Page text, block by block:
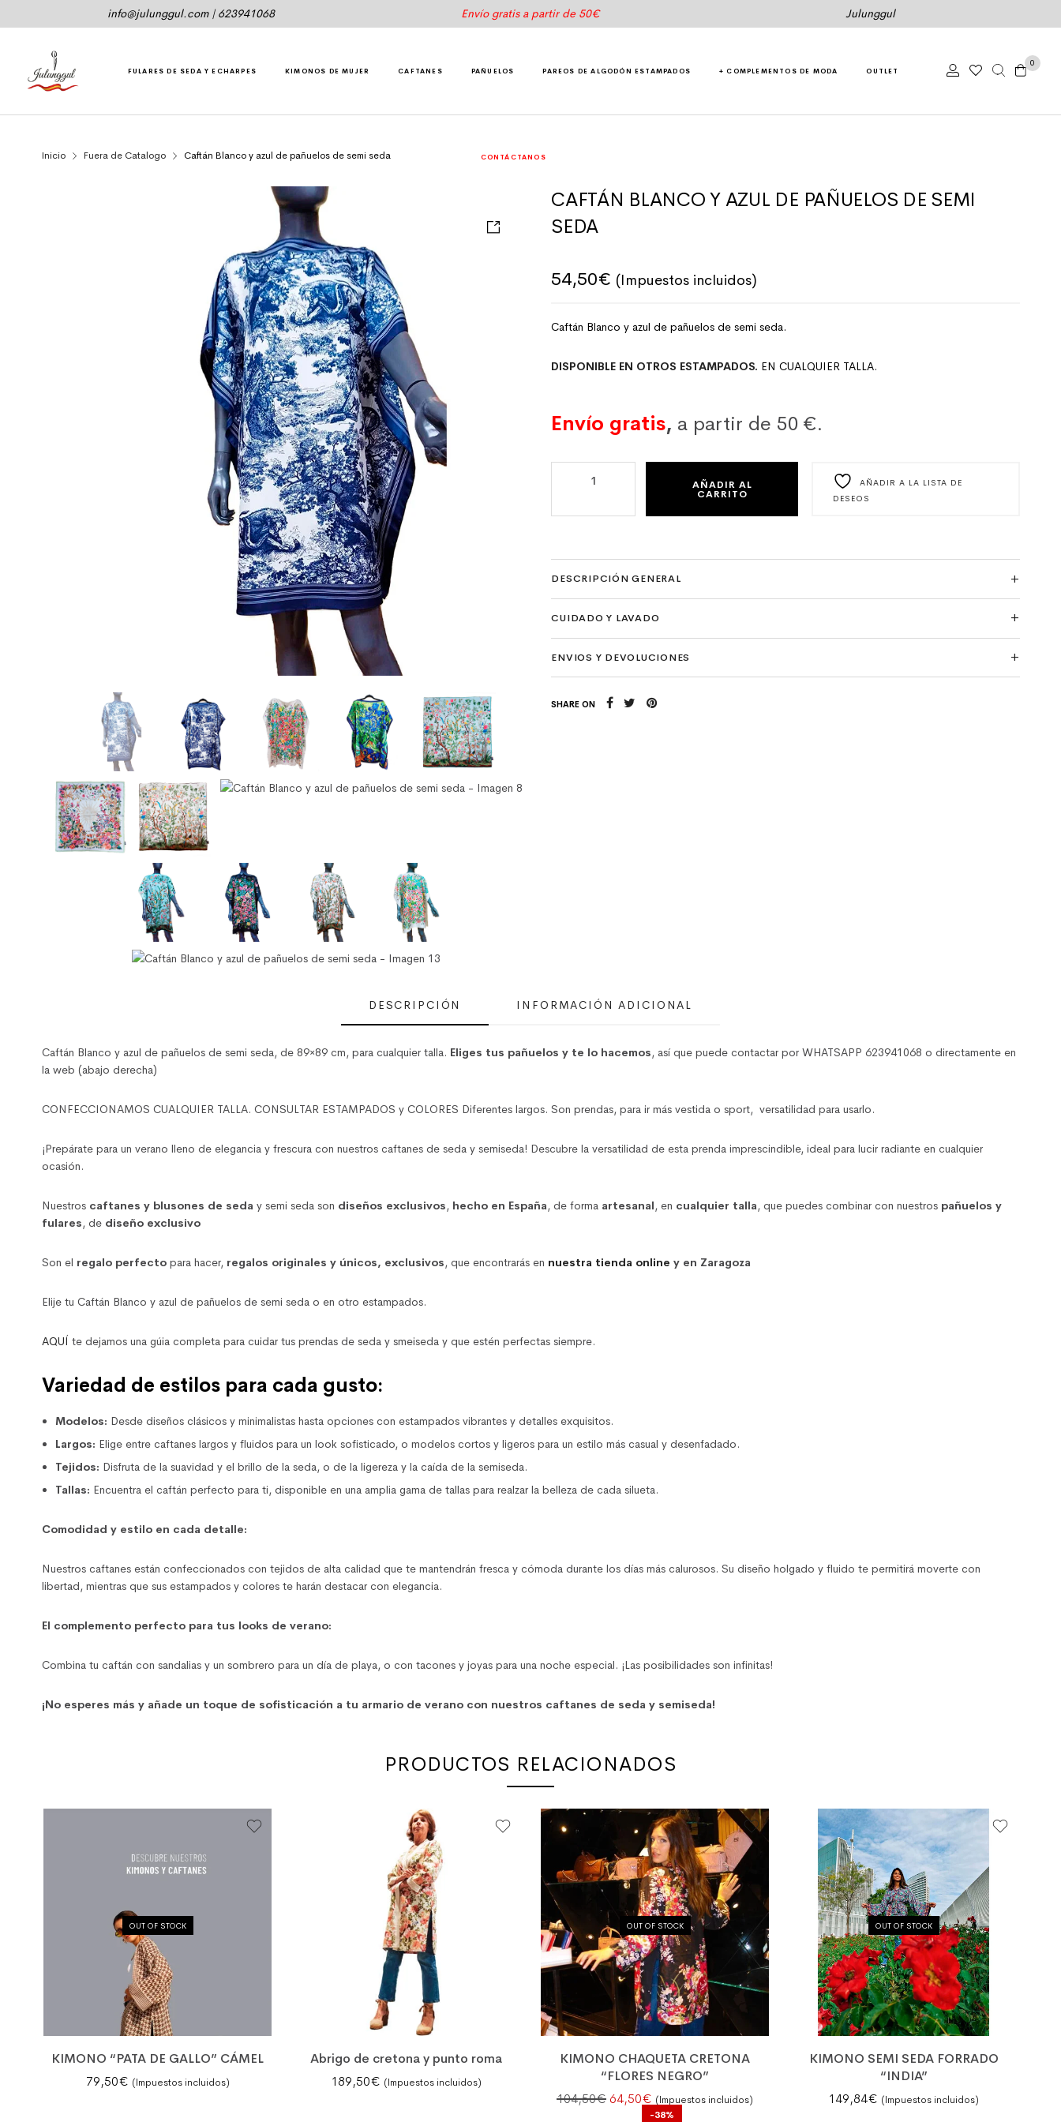
info@julunggul.com| 623941068 Envío gratis a partir de 50€ Julunggul
FULARES DE SEDA Y ECHARPES KIMONOS DE MUJER CAFTANES PAÑUELOS PAREOS DE ALGODÓN ESTAMPADOS + COMPLEMENTOS DE MODA OUTLET
CONTÁCTANOS
0
Inicio Fuera de Catalogo Caftán Blanco y azul de pañuelos de semi seda
CAFTÁN BLANCO Y AZUL DE PAÑUELOS DE SEMI
SEDA
54,50€ (Impuestos incluidos)
Caftán Blanco y azul de pañuelos de semi seda.
DISPONIBLE EN OTROS ESTAMPADOS. EN CUALQUIER TALLA.
Envío gratis, a partir de 50 €.
AÑADIR AL
CARRITO
AÑADIR A LA LISTA DE
DESEOS
DESCRIPCIÓN GENERAL
CUIDADO Y LAVADO
ENVIOS Y DEVOLUCIONES
SHARE ON
DESCRIPCIÓN INFORMACIÓN ADICIONAL
Caftán Blanco y azul de pañuelos de semi seda, de 89×89 cm, para cualquier talla. Eliges tus pañuelos y te lo hacemos, así que puede contactar por WHATSAPP 623941068 o directamente en
la web (abajo derecha)
CONFECCIONAMOS CUALQUIER TALLA. CONSULTAR ESTAMPADOS y COLORES Diferentes largos. Son prendas, para ir más vestida o sport, versatilidad para usarlo.
¡Prepárate para un verano lleno de elegancia y frescura con nuestros caftanes de seda y semiseda! Descubre la versatilidad de esta prenda imprescindible, ideal para lucir radiante en cualquier
ocasión.
Nuestros caftanes y blusones de seda y semi seda son diseños exclusivos, hecho en España, de forma artesanal, en cualquier talla, que puedes combinar con nuestros pañuelos y
fulares, de diseño exclusivo
Son el regalo perfectopara hacer, regalos originales y únicos, exclusivos, que encontrarás en nuestra tienda online y en Zaragoza
Elije tu Caftán Blanco y azul de pañuelos de semi seda o en otro estampados.
AQUÍ te dejamos una gúia completa para cuidar tus prendas de seda y smeiseda y que estén perfectas siempre.
Variedad de estilos para cada gusto:
Modelos: Desde diseños clásicos y minimalistas hasta opciones con estampados vibrantes y detalles exquisitos.
Largos: Elige entre caftanes largos y fluidos para un look sofisticado, o modelos cortos y ligeros para un estilo más casual y desenfadado.
Tejidos: Disfruta de la suavidad y el brillo de la seda, o de la ligereza y la caída de la semiseda.
Tallas: Encuentra el caftán perfecto para ti, disponible en una amplia gama de tallas para realzar la belleza de cada silueta.
Comodidad y estilo en cada detalle:
Nuestros caftanes están confeccionados con tejidos de alta calidad que te mantendrán fresca y cómoda durante los días más calurosos. Su diseño holgado y fluido te permitirá moverte con
libertad, mientras que sus estampados y colores te harán destacar con elegancia.
El complemento perfecto para tus looks de verano:
Combina tu caftán con sandalias y un sombrero para un día de playa, o con tacones y joyas para una noche especial. ¡Las posibilidades son infinitas!
¡No esperes más y añade un toque de sofisticación a tu armario de verano con nuestros caftanes de seda y semiseda!
PRODUCTOS RELACIONADOS
OUT OF STOCK
KIMONO “PATA DE GALLO” CÁMEL
79,50€ (Impuestos incluidos)
Abrigo de cretona y punto roma
189,50€ (Impuestos incluidos)
OUT OF STOCK
KIMONO CHAQUETA CRETONA
“FLORES NEGRO”
104,50€ El precio original era: 104,50€.
64,50€ El precio actual es: 64,50€.
(Impuestos incluidos)
-38%
OUT OF STOCK
KIMONO SEMI SEDA FORRADO
“INDIA”
149,84€ (Impuestos incluidos)